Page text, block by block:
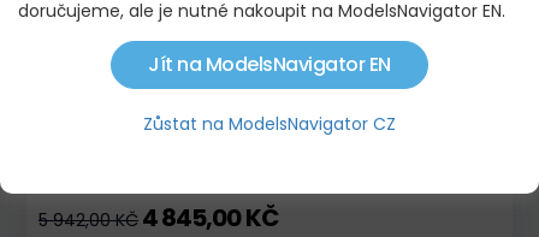
5 942,00 KČ 4 845,00 KČ
doručujeme, ale je nutné nakoupit na ModelsNavigator EN.
Jít na ModelsNavigator EN
Zůstat na ModelsNavigator CZ